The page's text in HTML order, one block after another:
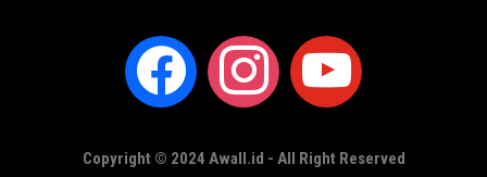
Copyright © 2024 Awall.id - All Right Reserved